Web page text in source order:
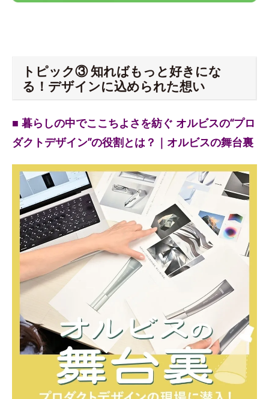
トピック③ 知ればもっと好きにな
る！デザインに込められた想い
■ 暮らしの中でここちよさを紡ぐ オルビスの“プロ
ダクトデザイン”の役割とは？｜オルビスの舞台裏